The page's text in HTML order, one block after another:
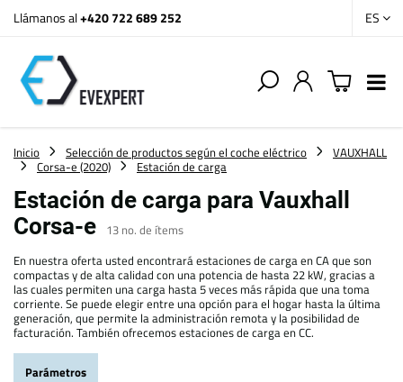
Llámanos al+420 722 689 252 ES
Inicio Selección de productos según el coche eléctrico
VAUXHALL
Corsa-e (2020)
Estación de carga
Estación de carga para Vauxhall
Corsa-e 13 no. de ítems
En nuestra oferta usted encontrará estaciones de carga en CA que son
compactas y de alta calidad con una potencia de hasta 22 kW, gracias a
las cuales permiten una carga hasta 5 veces más rápida que una toma
corriente. Se puede elegir entre una opción para el hogar hasta la última
generación, que permite la administración remota y la posibilidad de
facturación. También ofrecemos estaciones de carga en CC.
Parámetros